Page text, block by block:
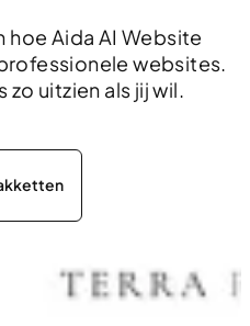
Aida AI Website
websites.
zo uitzien als jij wil.